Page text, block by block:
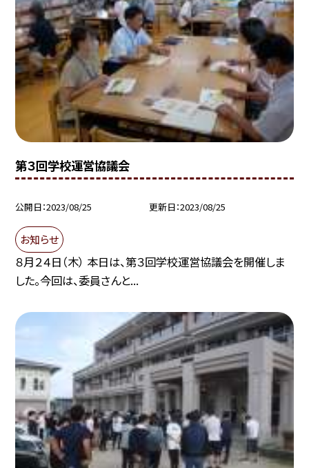
第３回学校運営協議会
公開日 2023/08/25 更新日 2023/08/25
お知らせ
８月２４日（木） 本日は、第３回学校運営協議会を開催しま
した。今回は、委員さんと...